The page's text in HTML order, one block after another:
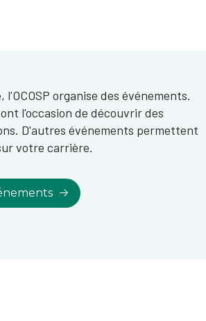
l'OCOSP organise des événements.
l'occasion de découvrir des
D'autres événements permettent
votre carrière.